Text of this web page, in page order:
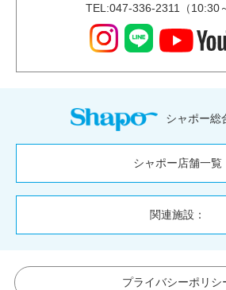
TEL:047-336-2311（10:30
シャポー総
シャポー店舗一覧
関連施設：
プライバシーポリシ